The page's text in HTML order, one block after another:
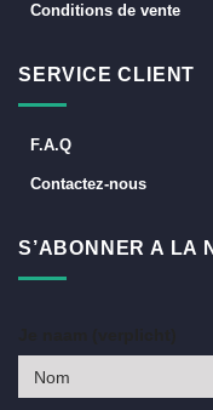
Conditions de vente
SERVICE CLIENT
F.A.Q
Contactez-nous
S’ABONNER A LA